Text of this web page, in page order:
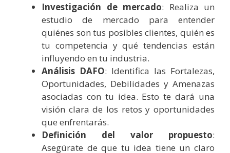
Investigación de mercado: Realiza un
estudio de mercado para entender
quiénes son tus posibles clientes, quién es
tu competencia y qué tendencias están
influyendo en tu industria.
Análisis DAFO: Identifica las Fortalezas,
Oportunidades, Debilidades y Amenazas
asociadas con tu idea. Esto te dará una
visión clara de los retos y oportunidades
que enfrentarás.
Definición del valor propuesto:
Asegúrate de que tu idea tiene un claro